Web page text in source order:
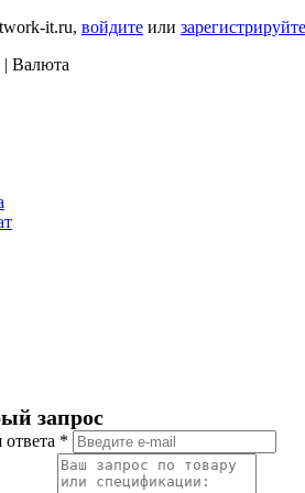
it.ru, войдите или
| Валюта
запрос
*